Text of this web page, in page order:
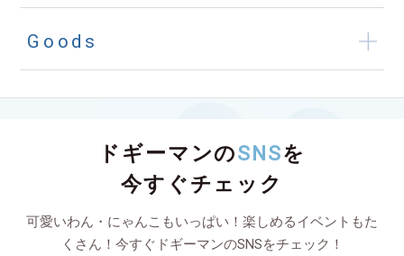
Goods
ドギーマンのSNSを
今すぐチェック
可愛いわん・にゃんこもいっぱい！楽しめるイベントもた
くさん！今すぐドギーマンのSNSをチェック！